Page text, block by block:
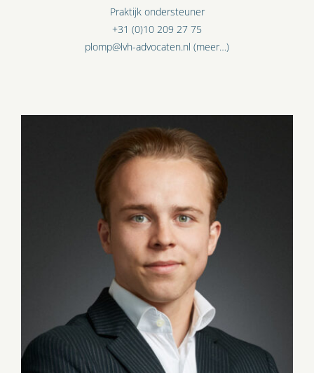
Praktijk ondersteuner
+31 (0)10 209 27 75
plomp@lvh-advocaten.nl (meer…)